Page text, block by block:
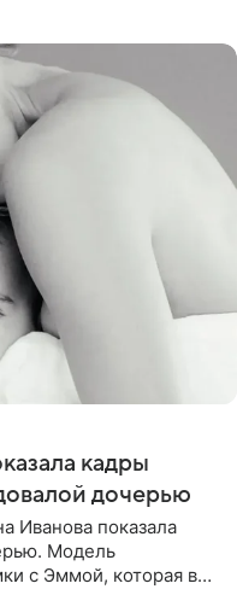
кадры
дочерью
Иванова показала
Модель
с Эммой, которая в